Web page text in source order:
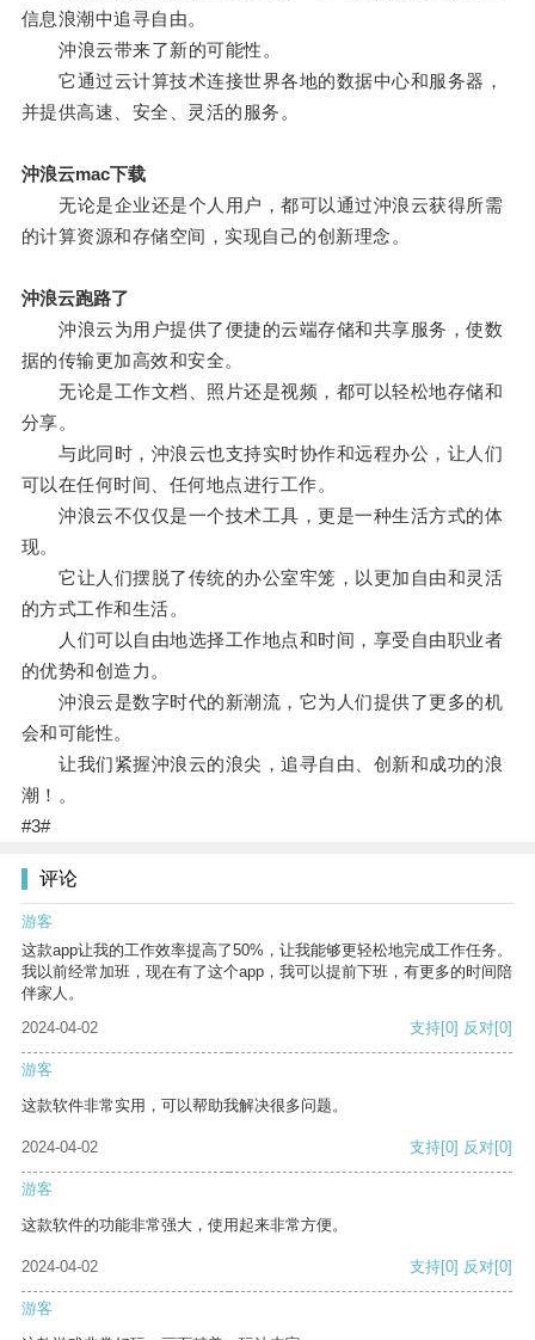
信息浪潮中追寻自由。
沖浪云带来了新的可能性。
它通过云计算技术连接世界各地的数据中心和服务器，
并提供高速、安全、灵活的服务。
沖浪云mac下载
无论是企业还是个人用户，都可以通过沖浪云获得所需
的计算资源和存储空间，实现自己的创新理念。
沖浪云跑路了
沖浪云为用户提供了便捷的云端存储和共享服务，使数
据的传输更加高效和安全。
无论是工作文档、照片还是视频，都可以轻松地存储和
分享。
与此同时，沖浪云也支持实时协作和远程办公，让人们
可以在任何时间、任何地点进行工作。
沖浪云不仅仅是一个技术工具，更是一种生活方式的体
现。
它让人们摆脱了传统的办公室牢笼，以更加自由和灵活
的方式工作和生活。
人们可以自由地选择工作地点和时间，享受自由职业者
的优势和创造力。
沖浪云是数字时代的新潮流，它为人们提供了更多的机
会和可能性。
让我们紧握沖浪云的浪尖，追寻自由、创新和成功的浪
潮！。
#3#
评论
游客
这款app让我的工作效率提高了50%，让我能够更轻松地完成工作任务。
我以前经常加班，现在有了这个app，我可以提前下班，有更多的时间陪
伴家人。
2024-04-02
支持[0] 反对[0]
游客
这款软件非常实用，可以帮助我解决很多问题。
2024-04-02 支持[0] 反对[0]
游客
这款软件的功能非常强大，使用起来非常方便。
2024-04-02 支持[0] 反对[0]
游客